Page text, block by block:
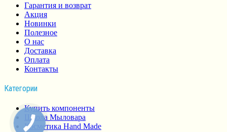
Гарантия и возврат
Акция
Новинки
Полезное
О нас
Доставка
Оплата
Контакты
Категории
Купить компоненты
Школа Мыловара
Косметика Hand Made